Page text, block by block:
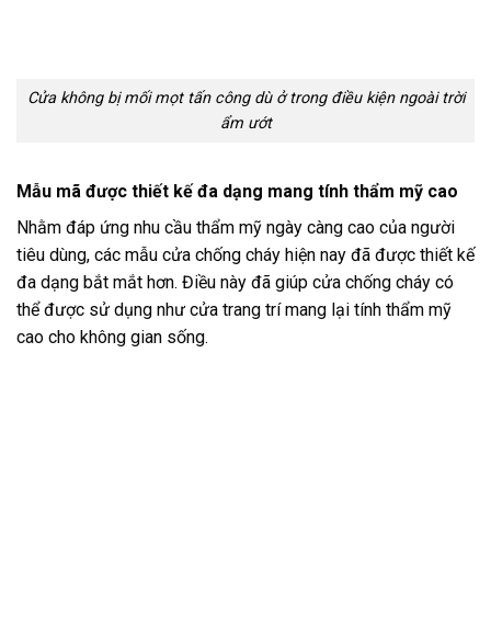
Cửa không bị mối mọt tấn công dù ở trong điều kiện ngoài trời
ẩm ướt
Mẫu mã được thiết kế đa dạng mang tính thẩm mỹ cao
Nhằm đáp ứng nhu cầu thẩm mỹ ngày càng cao của người
tiêu dùng, các mẫu cửa chống cháy hiện nay đã được thiết kế
đa dạng bắt mắt hơn. Điều này đã giúp cửa chống cháy có
thể được sử dụng như cửa trang trí mang lại tính thẩm mỹ
cao cho không gian sống.